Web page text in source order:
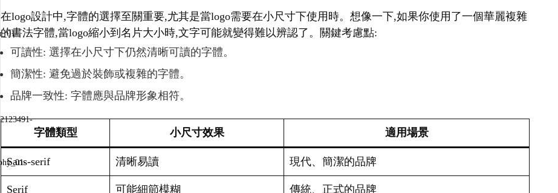
在logo設計中,字體的選擇至關重要,尤其是當logo需要在小尺寸下使用時。想像一下,如果你使用了一個華麗複雜
的書法字體,當logo縮小到名片大小時,文字可能就變得難以辨認了。關鍵考慮點:
可讀性: 選擇在小尺寸下仍然清晰可讀的字體。
簡潔性: 避免過於裝飾或複雜的字體。
品牌一致性: 字體應與品牌形象相符。
字體類型 小尺寸效果 適用場景
Sans-serif 清晰易讀 現代、簡潔的品牌
Serif 可能細節模糊 傳統、正式的品牌